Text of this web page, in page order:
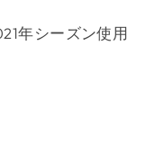
年シーズン使用